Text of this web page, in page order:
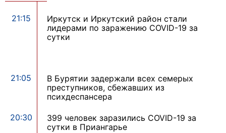
21:15
Иркутск и Иркутский район стали
лидерами по заражению COVID-19 за
сутки
21:05
В Бурятии задержали всех семерых
преступников, сбежавших из
психдеспансера
20:30
399 человек заразились COVID-19 за
сутки в Приангарье